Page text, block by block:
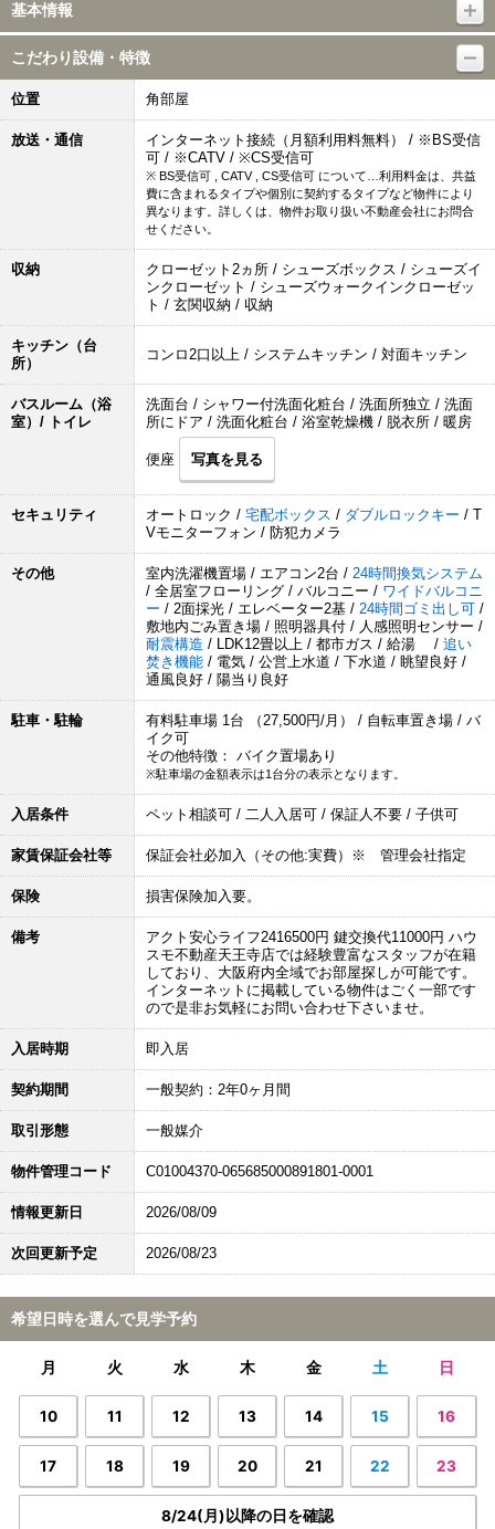
基本情報
こだわり設備・特徴
位置 角部屋
放送・通信
インターネット接続（月額利用料無料） / ※BS受信
可 / ※CATV / ※CS受信可
※ BS受信可 , CATV , CS受信可 について…利用料金は、共益
費に含まれるタイプや個別に契約するタイプなど物件により
異なります。詳しくは、物件お取り扱い不動産会社にお問合
せください。
収納
クローゼット2ヵ所 / シューズボックス / シューズイ
ンクローゼット / シューズウォークインクローゼッ
ト / 玄関収納 / 収納
キッチン（台
所）
コンロ2口以上 / システムキッチン / 対面キッチン
バスルーム（浴
室）/ トイレ
洗面台 / シャワー付洗面化粧台 / 洗面所独立 / 洗面
所にドア / 洗面化粧台 / 浴室乾燥機 / 脱衣所 / 暖房
便座 写真を見る
セキュリティ オートロック / 宅配ボックス / ダブルロックキー / T
Vモニターフォン / 防犯カメラ
その他 室内洗濯機置場 / エアコン2台 / 24時間換気システム
/ 全居室フローリング / バルコニー / ワイドバルコニ
ー / 2面採光 / エレベーター2基 / 24時間ゴミ出し可 /
敷地内ごみ置き場 / 照明器具付 / 人感照明センサー /
耐震構造 / LDK12畳以上 / 都市ガス / 給湯 / 追い
焚き機能 / 電気 / 公営上水道 / 下水道 / 眺望良好 /
通風良好 / 陽当り良好
駐車・駐輪
有料駐車場 1台 （27,500円/月） / 自転車置き場 / バ
イク可
その他特徴： バイク置場あり
※駐車場の金額表示は1台分の表示となります。
入居条件 ペット相談可 / 二人入居可 / 保証人不要 / 子供可
家賃保証会社等 保証会社必加入（その他:実費）※ 管理会社指定
保険 損害保険加入要。
備考
アクト安心ライフ2416500円 鍵交換代11000円 ハウ
スモ不動産天王寺店では経験豊富なスタッフが在籍
しており、大阪府内全域でお部屋探しが可能です。
インターネットに掲載している物件はごく一部です
ので是非お気軽にお問い合わせ下さいませ。
入居時期 即入居
契約期間 一般契約：2年0ヶ月間
取引形態 一般媒介
物件管理コード C01004370-065685000891801-0001
情報更新日 2026/08/09
次回更新予定 2026/08/23
希望日時を選んで見学予約
月 火 水 木 金 土 日
10 11 12 13 14 15 16
17 18 19 20 21 22 23
8/24(月)以降の日を確認